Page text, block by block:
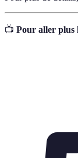
📺 Pour aller plus